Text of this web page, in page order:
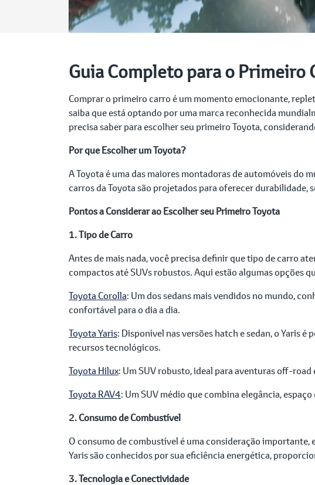
Guia Completo para o Primeiro
Comprar o primeiro carro é um momento emocionante,
saiba que está optando por uma marca reconhecida
precisa saber para escolher seu primeiro Toyota,
Por que Escolher um Toyota?
A Toyota é uma das maiores montadoras de automóveis do
carros da Toyota são projetados para oferecer
Pontos a Considerar ao Escolher seu Primeiro Toyota
1. Tipo de Carro
Antes de mais nada, você precisa definir que tipo de carro
compactos até SUVs robustos. Aqui estão algumas opções
Toyota Corolla: Um dos sedans mais vendidos no mundo,
confortável para o dia a dia.
Toyota Yaris: Disponível nas versões hatch e sedan, o Yaris
recursos tecnológicos.
Toyota Hilux: Um SUV robusto, ideal para aventuras off-
Toyota RAV4: Um SUV médio que combina elegância,
2. Consumo de Combustível
O consumo de combustível é uma consideração importante,
Yaris são conhecidos por sua eficiência energética,
3. Tecnologia e Conectividade